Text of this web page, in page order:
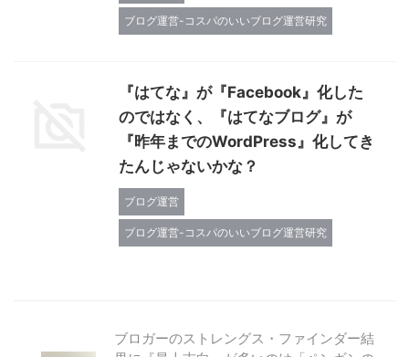
ブログ運営-コスパのいいブログ運営研究
『はてな』が『Facebook』化した
のではなく、『はてなブログ』が
『昨年までのWordPress』化してき
たんじゃないかな？
ブログ運営
ブログ運営-コスパのいいブログ運営研究
ブロガーのストレングス・ファインダー結